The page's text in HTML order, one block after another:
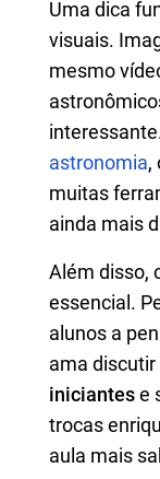
Uma dica
visuais.
mesmo
astronomia,
muitas
ainda mais
Além disso,
essencial.
alunos a
ama discutir
iniciantese
trocas
aula mais